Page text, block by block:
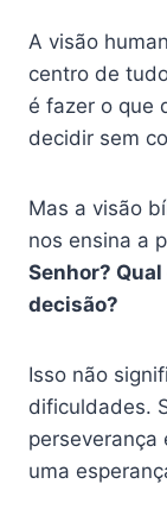
A visão
centro de
é fazer o que
decidir sem
Mas a visão
nos ensina a
Senhor?
decisão?
Isso não
dificuldades.
uma